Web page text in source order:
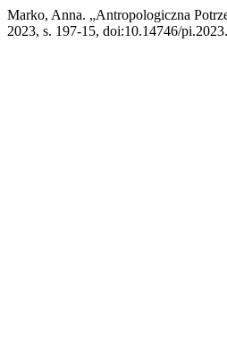
Marko, Anna. „Antropologiczna
2023, s. 197-15, doi:10.14746/